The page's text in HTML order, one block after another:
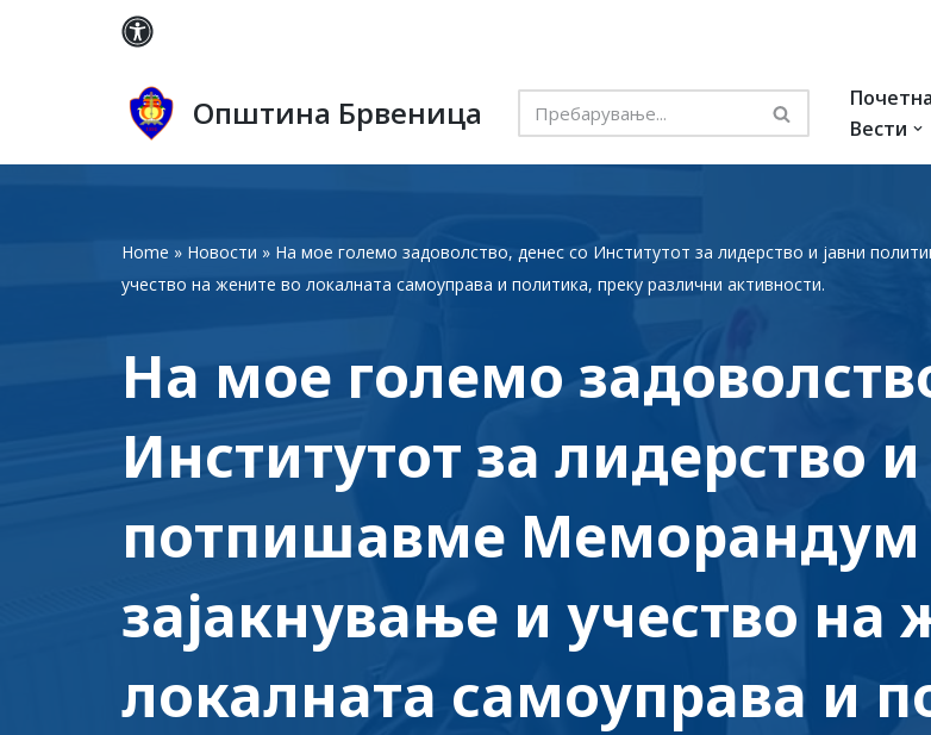
Општина Брвеница Почетна
Вести
Home » Новости » На мое големо задоволство, денес со Институтот за лидерство и јавни
учество на жените во локалната самоуправа и политика, преку различни активности.
На мое големо
Институтот за лидерство
потпишавме Меморандум
зајакнување и учество на
локалната самоуправа и